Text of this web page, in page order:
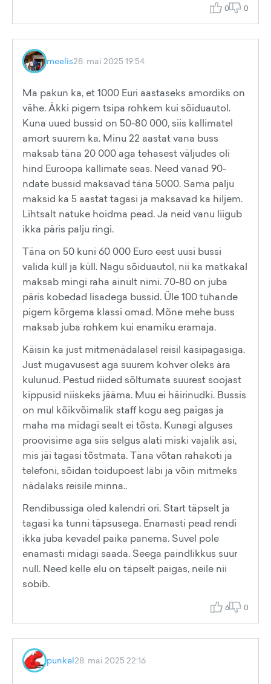
0 0
meelis28. mai 2025 19:54
Ma pakun ka, et 1000 Euri aastaseks amordiks on
vähe. Äkki pigem tsipa rohkem kui sõiduautol.
Kuna uued bussid on 50-80 000, siis kallimatel
amort suurem ka. Minu 22 aastat vana buss
maksab täna 20 000 aga tehasest väljudes oli
hind Euroopa kallimate seas. Need vanad 90-
ndate bussid maksavad täna 5000. Sama palju
maksid ka 5 aastat tagasi ja maksavad ka hiljem.
Lihtsalt natuke hoidma pead. Ja neid vanu liigub
ikka päris palju ringi.
Täna on 50 kuni 60 000 Euro eest uusi bussi
valida küll ja küll. Nagu sõiduautol, nii ka matkakal
maksab mingi raha ainult nimi. 70-80 on juba
päris kobedad lisadega bussid. Üle 100 tuhande
pigem kõrgema klassi omad. Mõne mehe buss
maksab juba rohkem kui enamiku eramaja.
Käisin ka just mitmenädalasel reisil käsipagasiga.
Just mugavusest aga suurem kohver oleks ära
kulunud. Pestud riided sõltumata suurest soojast
kippusid niiskeks jääma. Muu ei häirinudki. Bussis
on mul kõikvõimalik staff kogu aeg paigas ja
maha ma midagi sealt ei tõsta. Kunagi alguses
proovisime aga siis selgus alati miski vajalik asi,
mis jäi tagasi tõstmata. Täna võtan rahakoti ja
telefoni, sõidan toidupoest läbi ja võin mitmeks
nädalaks reisile minna..
Rendibussiga oled kalendri ori. Start täpselt ja
tagasi ka tunni täpsusega. Enamasti pead rendi
ikka juba kevadel paika panema. Suvel pole
enamasti midagi saada. Seega paindlikkus suur
null. Need kelle elu on täpselt paigas, neile nii
sobib.
6 0
punkel28. mai 2025 22:16